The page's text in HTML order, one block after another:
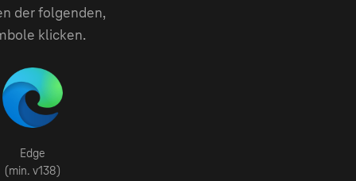
der folgenden,
klicken.
Edge
(min. v138)